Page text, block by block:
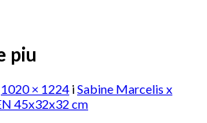
piu
1020 × 1224 iSabine Marcelis x
45x32x32 cm